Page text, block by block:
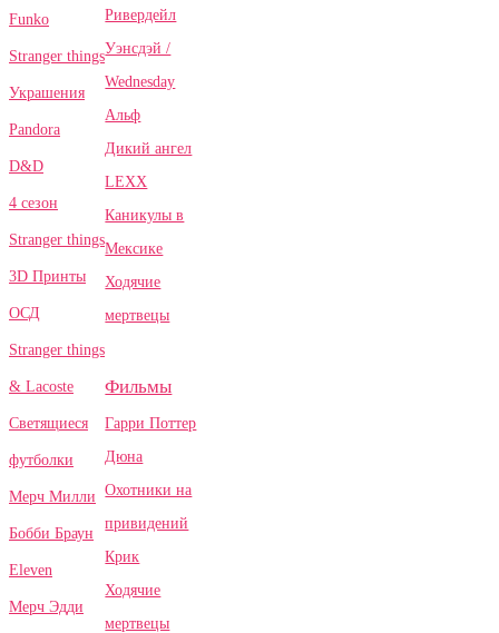
Funko
Stranger things
Украшения
Pandora
D&D
4 сезон
Stranger things
3D Принты
ОСД
Stranger things
& Lacoste
Светящиеся
футболки
Мерч Милли
Бобби Браун
Eleven
Мерч Эдди
Ривердейл
Уэнсдэй /
Wednesday
Альф
Дикий ангел
LEXX
Каникулы в
Мексике
Ходячие
мертвецы
Фильмы
Гарри Поттер
Дюна
Охотники на
привидений
Крик
Ходячие
мертвецы